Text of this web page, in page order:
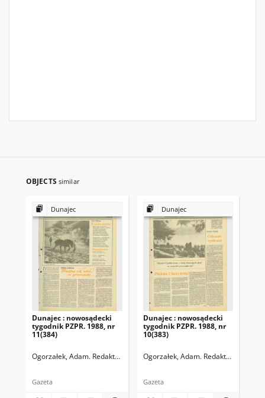
OBJECTS similar
Dunajec
Dunajec : nowosądecki
tygodnik PZPR. 1988, nr
11(384)
Ogorzałek, Adam. Redaktor naczelny
Gazeta
Dunajec
Dunajec : nowosądecki
tygodnik PZPR. 1988, nr
10(383)
Ogorzałek, Adam. Redaktor naczelny
Gazeta